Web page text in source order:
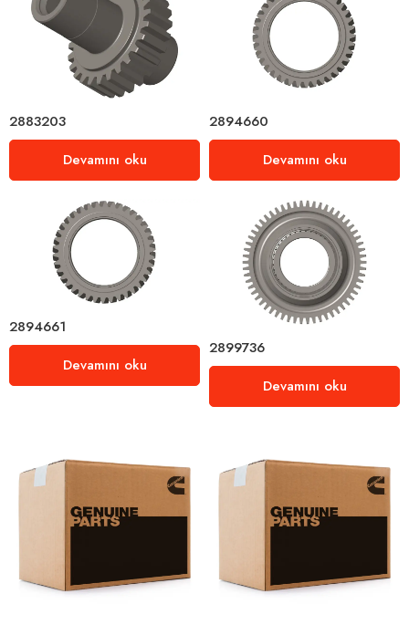
2883203
Devamını oku
2894660
Devamını oku
2894661
Devamını oku
2899736
Devamını oku